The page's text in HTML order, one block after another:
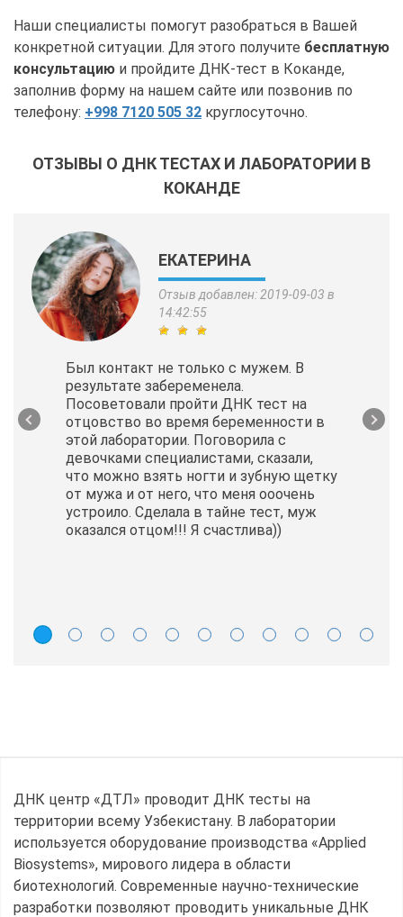
Наши специалисты помогут разобраться в Вашей
конкретной ситуации. Для этого получите бесплатную
консультацию и пройдите ДНК-тест в Коканде,
заполнив форму на нашем сайте или позвонив по
телефону: +998 7120 505 32 круглосуточно.
ОТЗЫВЫ О ДНК ТЕСТАХ И ЛАБОРАТОРИИ В
КОКАНДЕ
ЕКАТЕРИНА
Отзыв добавлен: 2019-09-03 в
14:42:55
Был контакт не только с мужем. В
результате забеременела.
Посоветовали пройти ДНК тест на
отцовство во время беременности в
этой лаборатории. Поговорила с
девочками специалистами, сказали,
что можно взять ногти и зубную щетку
от мужа и от него, что меня ооочень
устроило. Сделала в тайне тест, муж
оказался отцом!!! Я счастлива))
ДНК центр «ДТЛ» проводит ДНК тесты на
территории всему Узбекистану. В лаборатории
используется оборудование производства «Applied
Biosystems», мирового лидера в области
биотехнологий. Современные научно-технические
разработки позволяют проводить уникальные ДНК